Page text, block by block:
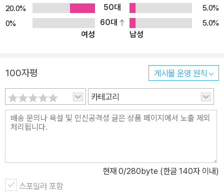
20.0%
50대
5.0%
0%
60대
5.0%
여성
남성
100자평 게시물 운영 원칙
카테고리
현재 0/280byte (한글 140자 이내)
스포일러 포함